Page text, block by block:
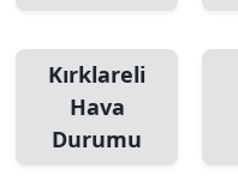
Kırklareli
Hava
Durumu